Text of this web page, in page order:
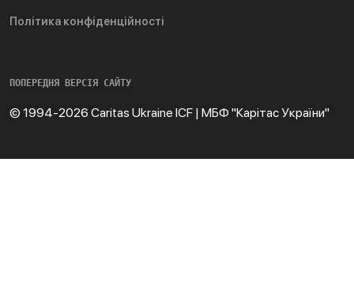
Політика конфіденційності
ПОПЕРЕДНЯ ВЕРСІЯ САЙТУ
© 1994-2026 Caritas Ukraine ICF | МБФ "Карітас України"